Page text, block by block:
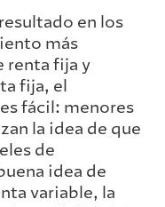
en los
más
renta fija y
fija, el
fácil: menores
la idea de que
de
idea de
variable, la